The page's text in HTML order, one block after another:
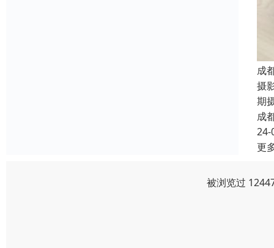
成
摄
期
成
24-
更
被浏览过